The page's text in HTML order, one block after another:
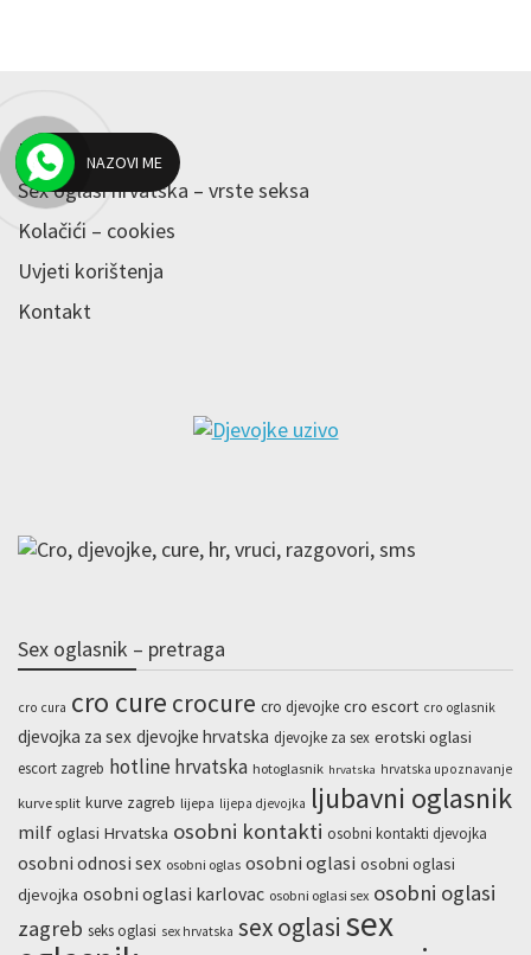
Blog
Sex oglasi hrvatska – vrste seksa
Kolačići – cookies
Uvjeti korištenja
Kontakt
Sex oglasnik – pretraga
cro cura cro cure crocure cro djevojke cro escort cro oglasnik
djevojka za sex djevojke hrvatska djevojke za sex erotski oglasi
escort zagreb hotline hrvatska hotoglasnik hrvatska hrvatska upoznavanje
kurve split kurve zagreb lijepa lijepa djevojka ljubavni oglasnik
milf oglasi Hrvatska osobni kontakti osobni kontakti djevojka
osobni odnosi sex osobni oglas osobni oglasi osobni oglasi
djevojka osobni oglasi karlovac osobni oglasi sex osobni oglasi
zagreb seks oglasi sex hrvatska sex oglasi sex
NAZOVI ME